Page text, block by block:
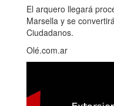
El arquero llegará
Marsella y se
Ciudadanos.
Olé.com.ar